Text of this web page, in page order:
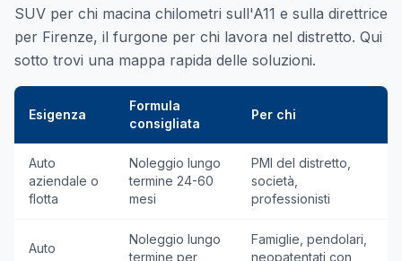
SUV per chi macina chilometri sull'A11 e sulla direttrice
per Firenze, il furgone per chi lavora nel distretto. Qui
sotto trovi una mappa rapida delle soluzioni.
Esigenza
Formula
consigliata
Per chi
Auto
aziendale o
flotta
Noleggio lungo
termine 24-60
mesi
PMI del distretto,
società,
professionisti
Auto
Noleggio lungo
termine per
Famiglie, pendolari,
neopatentati con